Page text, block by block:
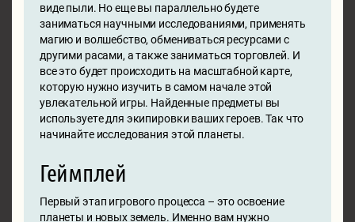
виде пыли. Но еще вы параллельно будете
заниматься научными исследованиями, применять
магию и волшебство, обмениваться ресурсами с
другими расами, а также заниматься торговлей. И
все это будет происходить на масштабной карте,
которую нужно изучить в самом начале этой
увлекательной игры. Найденные предметы вы
используете для экипировки ваших героев. Так что
начинайте исследования этой планеты.
Геймплей
Первый этап игрового процесса – это освоение
планеты и новых земель. Именно вам нужно